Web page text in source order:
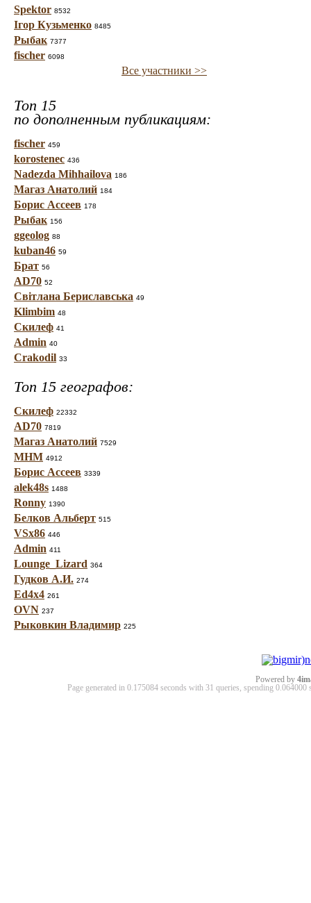
Spektor 8532
Ігор Кузьменко 8485
Рыбак 7377
fischer 6098
Все участники >>
Топ 15
по дополненным публикациям:
fischer 459
korostenec 436
Nadezda Mihhailova 186
Магаз Анатолий 184
Борис Ассеев 178
Рыбак 156
ggeolog 88
kuban46 59
Брат 56
AD70 52
Світлана Бериславська 49
Klimbim 48
Скилеф 41
Admin 40
Crakodil 33
Топ 15 географов:
Скилеф 22332
AD70 7819
Магаз Анатолий 7529
МНМ 4912
Борис Ассеев 3339
alek48s 1488
Ronny 1390
Белков Альберт 515
VSx86 446
Admin 411
Lounge_Lizard 364
Гудков А.И. 274
Ed4x4 261
OVN 237
Рыковкин Владимир 225
Powered by
Page generated in 0.175084 seconds with 31 queries, spending